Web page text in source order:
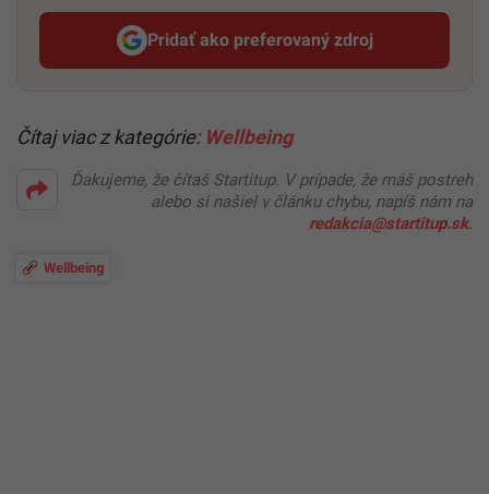
Pridať ako preferovaný zdroj
Startitup, odkaz sa otvorí v
Čítaj viac z kategórie: Wellbeing
Ďakujeme, že čítaš Startitup. V prípade, že máš postreh
alebo si našiel v článku chybu, napíš nám na
redakcia@startitup.sk.
Wellbeing